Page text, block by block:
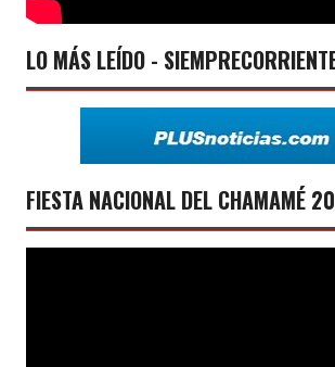
LO MÁS LEÍDO -
FIESTA NACIONAL DEL CHAMAMÉ